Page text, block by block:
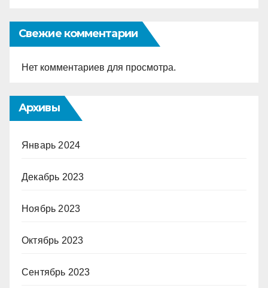
Свежие комментарии
Нет комментариев для просмотра.
Архивы
Январь 2024
Декабрь 2023
Ноябрь 2023
Октябрь 2023
Сентябрь 2023